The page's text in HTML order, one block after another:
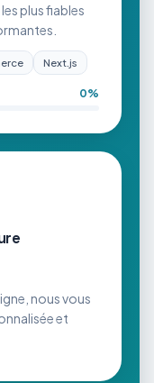
plus fiables
Next.js
0%
nous vous
et